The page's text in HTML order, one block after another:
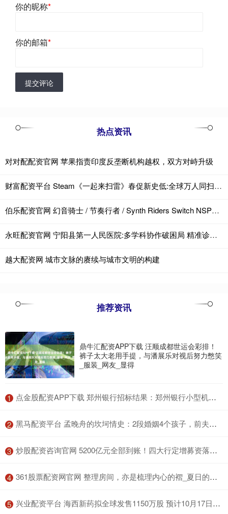
你的昵称*
你的邮箱*
提交评论
热点资讯
对对配配资官网 苹果指责印度反垄断机构越权，双方对峙升级
财富配资平台 Steam《一起来扫雷》春促新史低:全球万人同扫1000万颗雷!
伯乐配资官网 幻音骑士 / 节奏行者 / Synth Riders Switch NSP中文
永旺配资官网 宁阳县第一人民医院:多学科协作破困局 精准诊疗暖人心
越大配资网 城市文脉的赓续与城市文明的构建
推荐资讯
鼎牛汇配资APP下载 汪顺成都世运会彩排！
裤子太大老用手提，与潘展乐对视后努力憋笑
_服装_网友_显得
1 ​点金股配资APP下载 郑州银行招标结果：郑州银行小型机第三方维保项目成交结果公示
2 ​黑马配资平台 孟晚舟的坎坷情史：2段婚姻4个孩子，前夫成谜，现任丈夫很优秀_刘晓_华为_工作
3 ​炒股配资咨询官网 5200亿元全部到账！四大行定增募资落地，财政部出资5000亿
4 ​361股票配资网官网 整理房间，亦是梳理内心的褶_夏日的阳光_夏天_收纳
5 ​兴业配资平台 海西新药拟全球发售1150万股 预计10月17日上市